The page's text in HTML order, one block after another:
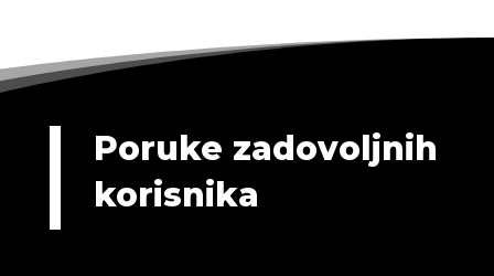
Poruke zadovoljnih
korisnika